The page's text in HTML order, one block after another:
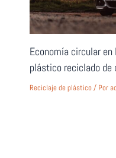
Economía circular
plástico reciclado de
Reciclaje de plástico/ Por